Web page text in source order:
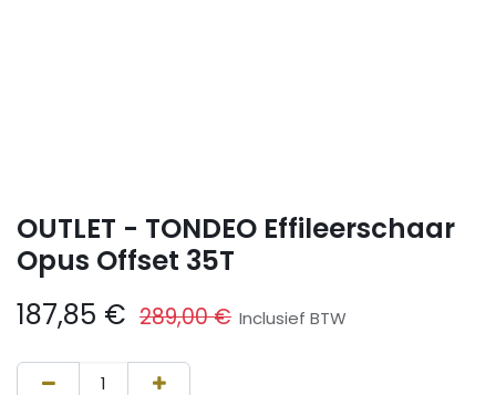
OUTLET - TONDEO Effileerschaar
Opus Offset 35T
187,85 € 289,00€ Inclusief BTW